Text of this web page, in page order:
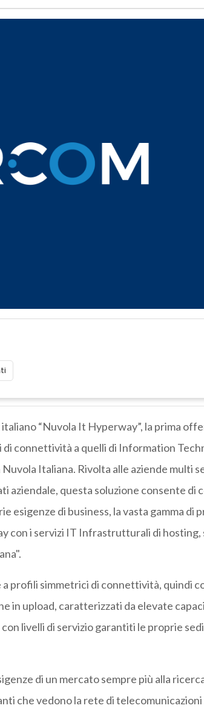
“Nuvola It Hyperway”, la prima
di connettività a quelli di Information
Italiana. Rivolta alle aziende multi
aziendale, questa soluzione consente di
esigenze di business, la vasta gamma di
con i servizi IT Infrastrutturali di hosting,
profili simmetrici di connettività, quindi
in upload, caratterizzati da elevate
livelli di servizio garantiti le proprie
di un mercato sempre più alla
che vedono la rete di telecomunicazioni